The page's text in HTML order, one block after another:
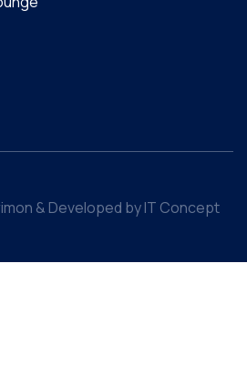
& Developed by IT Concept